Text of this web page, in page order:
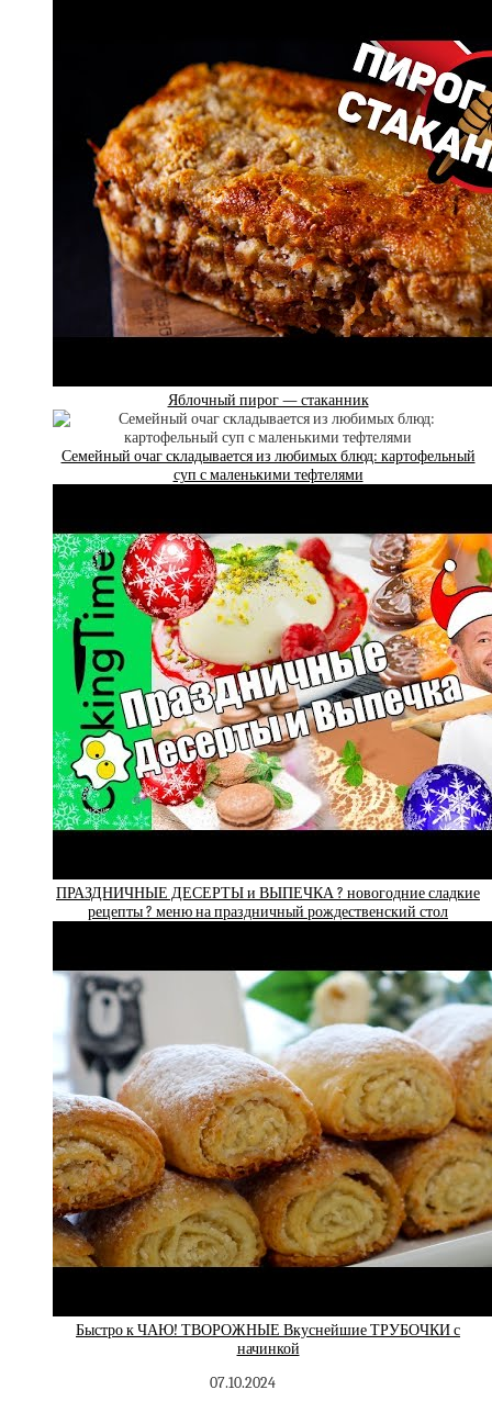
Яблочный пирог — стаканник
Семейный очаг складывается из любимых блюд: картофельный
суп с маленькими тефтелями
ПРАЗДНИЧНЫЕ ДЕСЕРТЫ и ВЫПЕЧКА ? новогодние сладкие
рецепты ? меню на праздничный рождественский стол
Быстро к ЧАЮ! ТВОРОЖНЫЕ Вкуснейшие ТРУБОЧКИ с
начинкой
07.10.2024